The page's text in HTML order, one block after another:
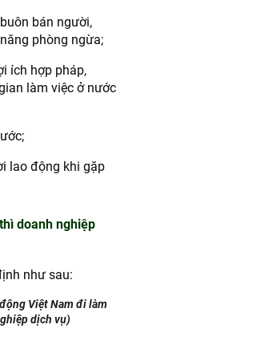
bán người,
phòng ngừa;
ích hợp pháp,
làm việc ở nước
lao động khi gặp
doanh nghiệp
như sau:
Việt Nam đi làm
dịch vụ)